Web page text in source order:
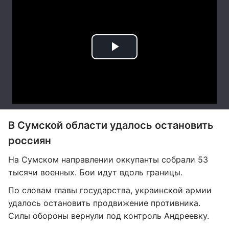
В Сумской области удалось остановить
россиян
На Сумском направлении оккупанты собрали 53
тысячи военных. Бои идут вдоль границы.
По словам главы государства, украинской армии
удалось остановить продвижение противника.
Силы обороны вернули под контроль Андреевку.